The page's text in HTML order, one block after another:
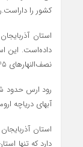
کشور را
نصف‌النهارهای ۴۵ درجه و ۵ دقیقه تا ۴۸ درجه و ۲۲ دقیقهٔ طول شرقی جای گرفته‌است.
رود ارس حدود
آبهای دریاچه